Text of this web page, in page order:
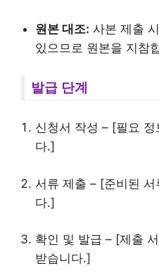
원본 대조: 사본 제출
있으므로 원본을 지참
발급 단계
신청서 작성 – [필요
다.]
서류 제출 – [준비된
다.]
확인 및 발급 – [제출
받습니다.]